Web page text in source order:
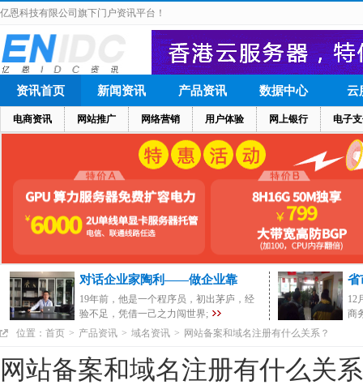
亿恩科技有限公司旗下门户资讯平台！
资讯首页
电商资讯 网站推广 网络营销 用户体验 网上银行 电子
新闻资讯 产品资讯 数据中心 云
对话企业家陶利——做企业靠
19年前，他是一个程序员，初出茅庐，经
验不足，凭借一己之力闯世界;
省
12
商
位置： 首页 > 产品资讯 > 域名资讯 > 网站备案和域名注册有什么关系？
网站备案和域名注册有什么关